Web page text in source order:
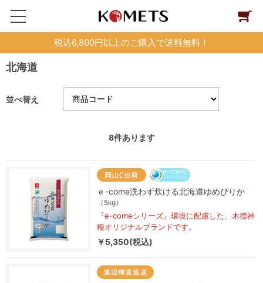
税込6,800円以上のご購入で送料無料！
北海道
並べ替え
8件あります
ｅ-come洗わず炊ける北海道ゆめぴりか
（5kg）
『e-comeシリーズ』環境に配慮した、木徳神
糧オリジナルブランドです。
￥5,350(税込)